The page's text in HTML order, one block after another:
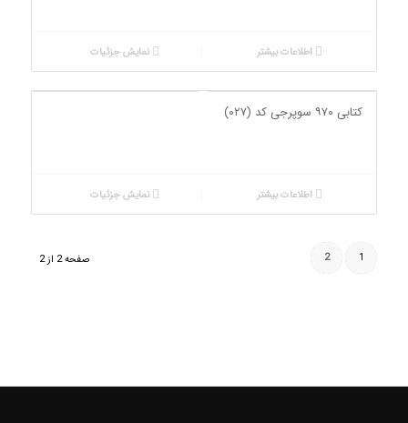
اطلاعات بیشتر نمایش جزئیات
کتابی ۹۷۰ سوپرجی کد (۰۲۷)
اطلاعات بیشتر نمایش جزئیات
صفحه 2 از 2 1
2